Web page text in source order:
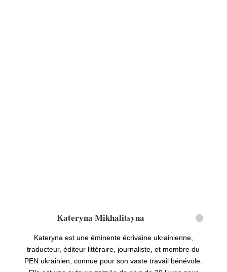
Kateryna Mikhalitsyna
Kateryna est une éminente écrivaine ukrainienne,
traducteur, éditeur littéraire, journaliste, et membre du
PEN ukrainien, connue pour son vaste travail bénévole.